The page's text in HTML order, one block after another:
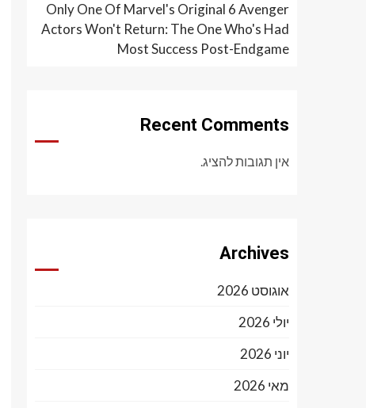
Only One Of Marvel's Original 6 Avenger
Actors Won't Return: The One Who's Had
Most Success Post-Endgame
Recent Comments
אין תגובות להציג.
Archives
אוגוסט 2026
יולי 2026
יוני 2026
מאי 2026